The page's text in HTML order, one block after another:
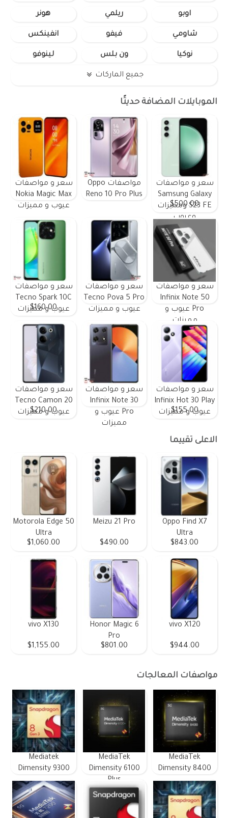
اوبو ريلمي هونر
شاومي فيفو انفينكس
نوكيا ون بلس لينوفو
جميع الماركات
الموبايلات المضافة حديثًا
سعر و مواصفات
Samsung Galaxy
S23 FE ومميزات
وعيوب
$500.00
مواصفات Oppo
Reno 10 Pro Plus
سعر و مواصفات
Nokia Magic Max
عيوب و مميزات
سعر و مواصفات
Infinix Note 50
Pro عيوب و
مميزات
سعر و مواصفات
Tecno Pova 5 Pro
عيوب و مميزات
سعر و مواصفات
Tecno Spark 10C
عيوب و مميزات
$160.00
سعر و مواصفات
Infinix Hot 30 Play
عيوب و مميزات
$155.00
سعر و مواصفات
Infinix Note 30
Pro عيوب و
مميزات
سعر و مواصفات
Tecno Camon 20
عيوب و مميزات
$210.00
الاعلى تقييما
Oppo Find X7
Ultra
$843.00
Meizu 21 Pro
$490.00
Motorola Edge 50
Ultra
$1,060.00
vivo X120
$944.00
Honor Magic 6
Pro
$801.00
vivo X130
$1,155.00
مواصفات المعالجات
MediaTek
Dimensity 8400
MediaTek
Dimensity 6100
Plus
Mediatek
Dimensity 9300